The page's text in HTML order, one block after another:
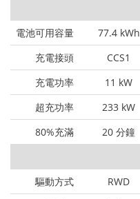
電池可用容量
77.4 kWh
充電接頭
CCS1
充電功率
11 kW
超充功率
233 kW
80%充滿
20 分鐘
驅動方式
RWD